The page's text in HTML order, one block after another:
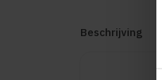
Beschrijving